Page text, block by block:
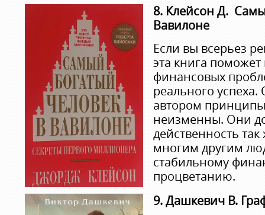
8. Клейсон Д.
Вавилоне
Если вы всерьез
эта книга поможет
финансовых
реального
автором
неизменны. Они
действенность
многим другим
стабильному
процветанию.
9. Дашкевич В.